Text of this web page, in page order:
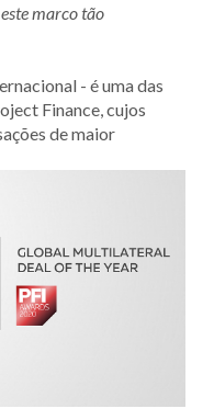
marco tão
- é uma das
Finance, cujos
de maior